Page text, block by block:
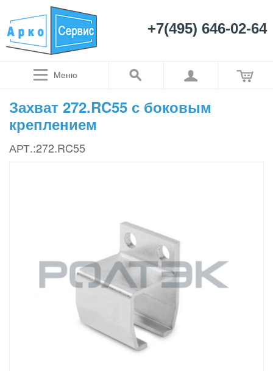
+7(495) 646-02-64
Меню
Захват 272.RC55 с боковым
креплением
АРТ.:272.RC55